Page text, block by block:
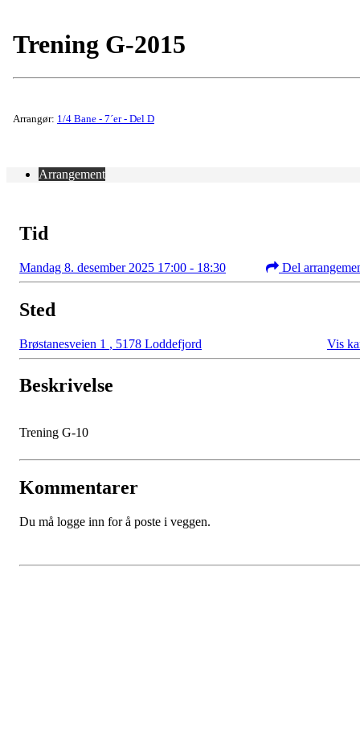
Trening G-2015
Arrangør: 1/4 Bane - 7´er - Del D
Arrangement
Tid
Mandag 8. desember 2025 17:00 - 18:30 Del
Sted
Brøstanesveien 1 , 5178 Loddefjord Vis
Beskrivelse
Trening G-10
Kommentarer
Du må logge inn for å poste i veggen.